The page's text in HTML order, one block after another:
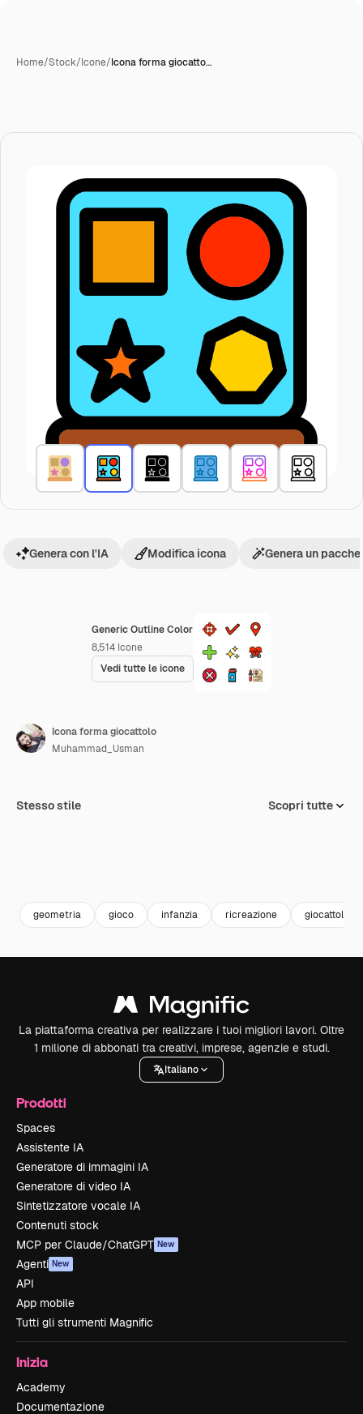
Home/Stock/Icone/Icona forma giocatto…
Generic Outline Color
8,514 Icone
Vedi tutte le icone
Genera con l'IA Modifica icona Genera un
Icona forma giocattolo
Muhammad_Usman
Stesso stile Scopri tutte
geometria gioco infanzia ricreazione giocattoli
La piattaforma creativa per realizzare i tuoi migliori lavori. Oltre
1 milione di abbonati tra creativi, imprese, agenzie e studi.
Italiano
Prodotti
Spaces
Assistente IA
Generatore di immagini IA
Generatore di video IA
Sintetizzatore vocale IA
Contenuti stock
MCP per Claude/ChatGPT New
Agenti New
API
App mobile
Tutti gli strumenti Magnific
Inizia
Academy
Documentazione